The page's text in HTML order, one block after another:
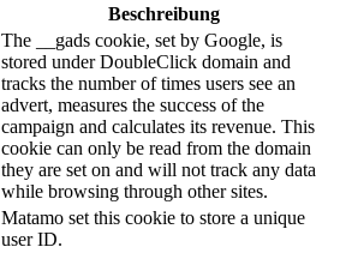
Beschreibung
The __gads cookie, set by Google, is
stored under DoubleClick domain and
tracks the number of times users see an
advert, measures the success of the
campaign and calculates its revenue. This
cookie can only be read from the domain
they are set on and will not track any data
while browsing through other sites.
Matamo set this cookie to store a unique
user ID.